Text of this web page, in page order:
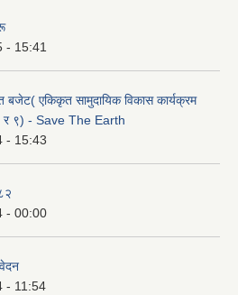
- 15:41
एकिकृत सामुदायिक विकास कार्यक्रम
र ९) - Save The Earth
- 15:43
- 00:00
- 11:54